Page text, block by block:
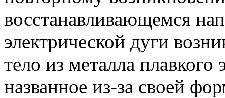
восстанавливающемся
электрической дуги
тело из металла
названное из-за своей